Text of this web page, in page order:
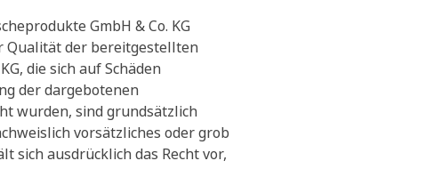
GmbH & Co. KG
Qualität der bereitgestellten
die sich auf Schäden
der dargebotenen
wurden, sind grundsätzlich
vorsätzliches oder grob
sich ausdrücklich das Recht vor,